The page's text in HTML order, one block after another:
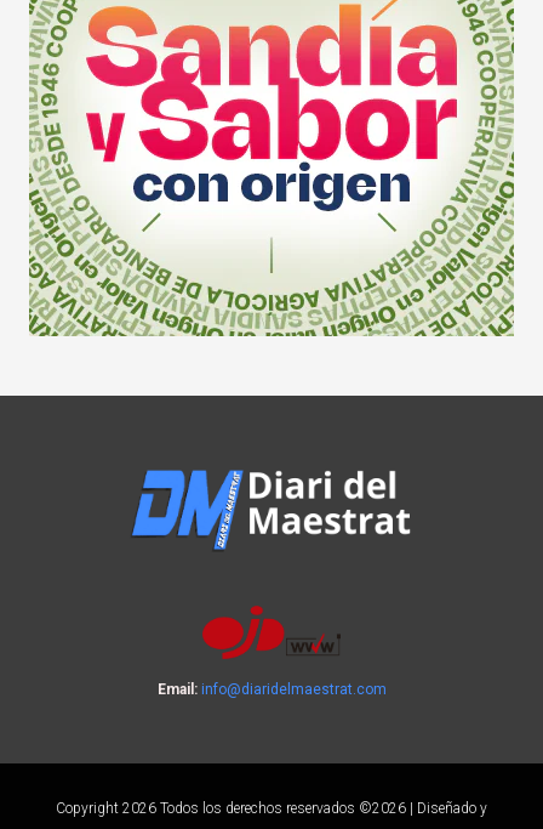
Email: info@diaridelmaestrat.com
Copyright 2026 Todos los derechos reservados ©2026 | Diseñado y